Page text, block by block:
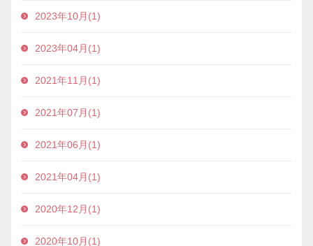
2023年10月(1)
2023年04月(1)
2021年11月(1)
2021年07月(1)
2021年06月(1)
2021年04月(1)
2020年12月(1)
2020年10月(1)